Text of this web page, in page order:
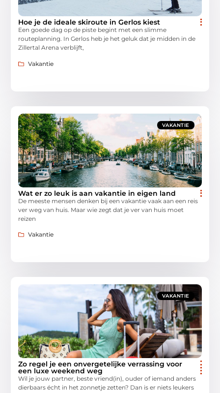
Hoe je de ideale skiroute in Gerlos kiest
Een goede dag op de piste begint met een slimme
routeplanning. In Gerlos heb je het geluk dat je midden in de
Zillertal Arena verblijft,
Vakantie
VAKANTIE
Wat er zo leuk is aan vakantie in eigen land
De meeste mensen denken bij een vakantie vaak aan een reis
ver weg van huis. Maar wie zegt dat je ver van huis moet
reizen
Vakantie
VAKANTIE
Zo regel je een onvergetelijke verrassing voor
een luxe weekend weg
Wil je jouw partner, beste vriend(in), ouder of iemand anders
dierbaars écht in het zonnetje zetten? Dan is er niets leukers